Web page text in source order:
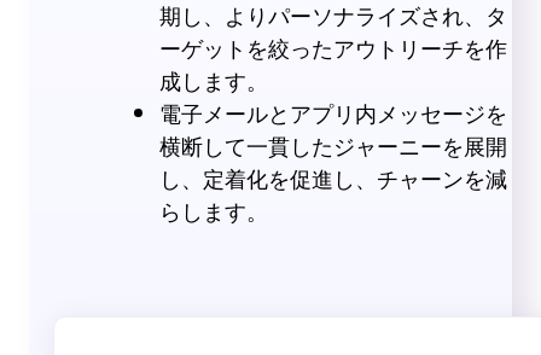
期し、よりパーソナライズされ、タ
ーゲットを絞ったアウトリーチを作
成します。
電子メールとアプリ内メッセージを
横断して一貫したジャーニーを展開
し、定着化を促進し、チャーンを減
らします。